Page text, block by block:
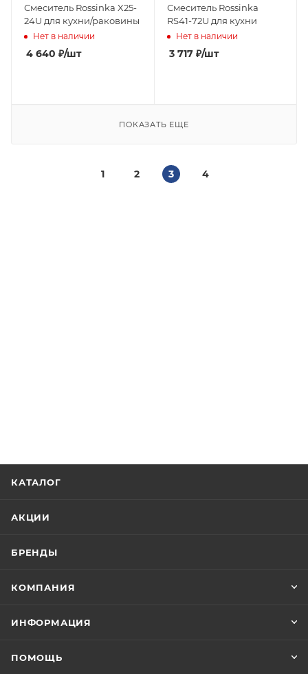
Смеситель Rossinka X25-
24U для кухни/раковины
Нет в наличии
4 640 ₽/шт
Смеситель Rossinka
RS41-72U для кухни
Нет в наличии
3 717₽/шт
ПОКАЗАТЬ ЕЩЕ
1 2 3 4
КАТАЛОГ
АКЦИИ
БРЕНДЫ
КОМПАНИЯ
ИНФОРМАЦИЯ
ПОМОЩЬ